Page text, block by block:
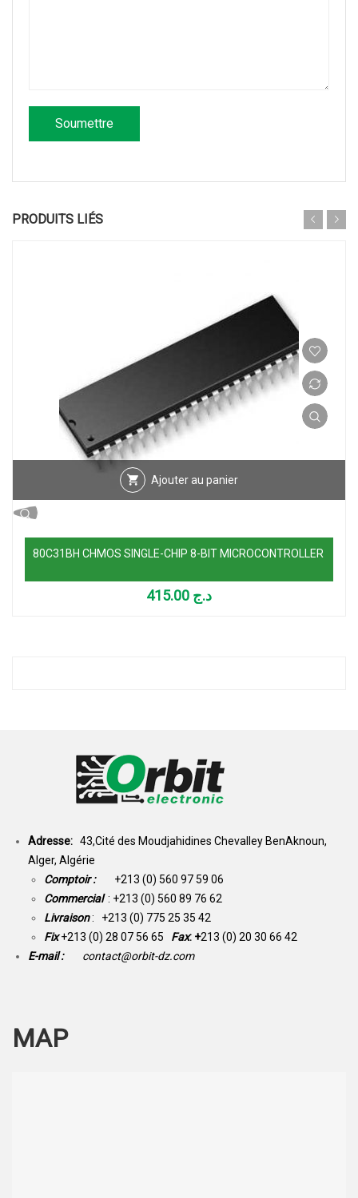
PRODUITS LIÉS
Ajouter au panier
80C31BH CHMOS SINGLE-CHIP 8-BIT MICROCONTROLLER
د.ج
Adresse: 43,Cité des Moudjahidines Chevalley BenAknoun,
Alger, Algérie
Comptoir : +213 (0) 560 97 59 06
Commercial : +213 (0) 560 89 76 62
Livraison: +213 (0) 775 25 35 42
Fix +213 (0) 28 07 56 65 Fax: +213 (0) 20 30 66 42
E-mail :
contact@orbit-dz.com
MAP